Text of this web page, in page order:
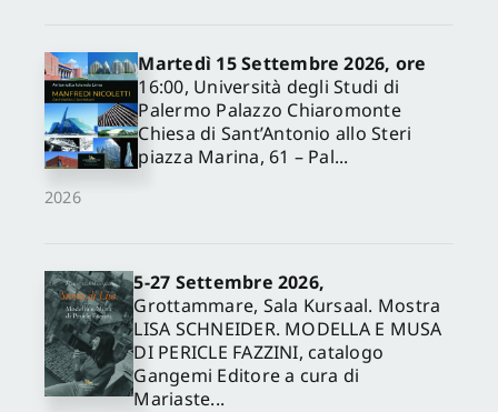
2026
Martedì 15 Settembre 2026, ore
16:00, Università degli Studi di
Palermo Palazzo Chiaromonte
Chiesa di Sant’Antonio allo Steri
piazza Marina, 61 – Pal...
5-27 Settembre 2026,
Grottammare, Sala Kursaal. Mostra
LISA SCHNEIDER. MODELLA E MUSA
DI PERICLE FAZZINI, catalogo
Gangemi Editore a cura di
Mariaste...